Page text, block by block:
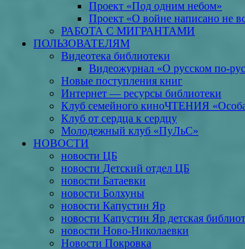
Проект «Под одним небом»
Проект «О войне написано не
РАБОТА С МИГРАНТАМИ
ПОЛЬЗОВАТЕЛЯМ
Видеотека библиотеки
Видеожурнал «О русском по-
Новые поступления книг
Интернет — ресурсы библиотеки
Клуб семейного киноЧТЕНИЯ
Клуб от сердца к сердцу
Молодежный клуб «ПуЛьС»
НОВОСТИ
новости ЦБ
новости Детский отдел ЦБ
новости Батаевки
новости Болхуны
новости Капустин Яр
новости Капустин Яр детская
новости Ново-Николаевки
Новости Покровка